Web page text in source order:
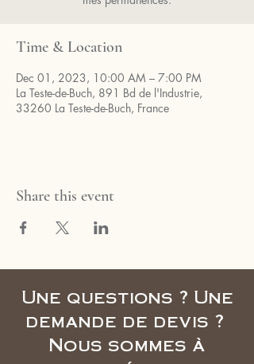
Time & Location
Dec 01, 2023, 10:00 AM – 7:00 PM
La Teste-de-Buch, 891 Bd de l'Industrie,
33260 La Teste-de-Buch, France
Share this event
Une questions ? Une
demande de devis ?
Nous sommes à